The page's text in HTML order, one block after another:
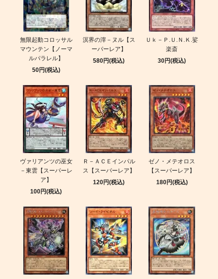
無限起動コロッサル
マウンテン【ノーマ
ルパラレル】
50円(税込)
溟界の滓－ヌル【ス
ーパーレア】
580円(税込)
Ｕｋ－Ｐ.Ｕ.Ｎ.Ｋ.娑
楽斎
30円(税込)
ヴァリアンツの巫女
－東雲【スーパーレ
ア】
100円(税込)
Ｒ－ＡＣＥインパル
ス【スーパーレア】
120円(税込)
ゼノ・メテオロス
【スーパーレア】
180円(税込)